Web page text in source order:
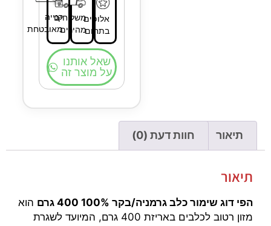
אלופים
בתחום
משלוחים
מהירים
קנייה
מאובטחת
שאל אותנו
על מוצר זה
תיאור חוות דעת (0)
תיאור
הפי דוג שימור כלב גרמניה/בקר 100% 400 גרם
הוא
מזון רטוב לכלבים באריזת 400 גרם, המיועד לשגרת